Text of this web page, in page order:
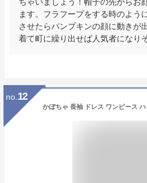
ます。フラフープをする時のよう
させたらパンプキンの顔に動きが
着て町に繰り出せば人気者になり
no. 12